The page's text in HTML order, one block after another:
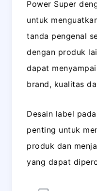
Power Super
untuk
tanda pengenal
dengan produk
dapat
brand, kualitas
Desain label
penting untuk
produk dan
yang dapat